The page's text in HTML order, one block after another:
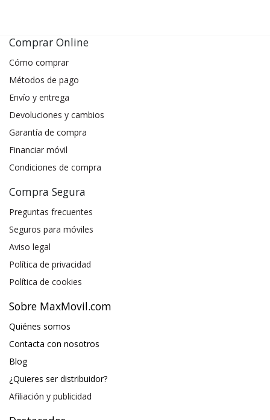
Comprar Online
Cómo comprar
Métodos de pago
Envío y entrega
Devoluciones y cambios
Garantía de compra
Financiar móvil
Condiciones de compra
Compra Segura
Preguntas frecuentes
Seguros para móviles
Aviso legal
Política de privacidad
Política de cookies
Sobre MaxMovil.com
Quiénes somos
Contacta con nosotros
Blog
¿Quieres ser distribuidor?
Afiliación y publicidad